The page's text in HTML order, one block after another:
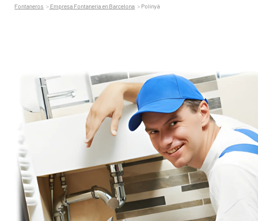
Fontaneros Empresa Fontaneria en Barcelona Polinyà